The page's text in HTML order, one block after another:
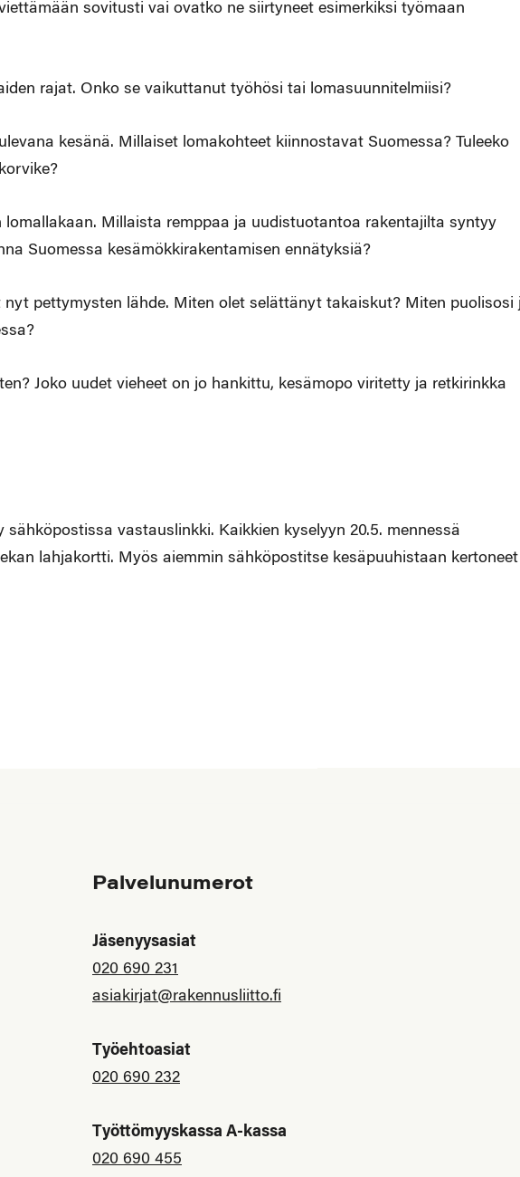
sovitusti vai ovatko ne siirtyneet esimerkiksi työmaan
rajat. Onko se vaikuttanut työhösi tai lomasuunnitelmiisi?
kesänä. Millaiset lomakohteet kiinnostavat Suomessa? Tuleeko
Millaista remppaa ja uudistuotantoa rakentajilta syntyy
Suomessa kesämökkirakentamisen ennätyksiä?
pettymysten lähde. Miten olet selättänyt takaiskut? Miten puolisosi
Joko uudet vieheet on jo hankittu, kesämopo viritetty ja retkirinkka
vastauslinkki. Kaikkien kyselyyn 20.5. mennessä
lahjakortti. Myös aiemmin sähköpostitse kesäpuuhistaan kertoneet
Palvelunumerot
Jäsenyysasiat
020 690 231
asiakirjat@rakennusliitto.fi
Työehtoasiat
020 690 232
Työttömyyskassa A-kassa
020 690 455